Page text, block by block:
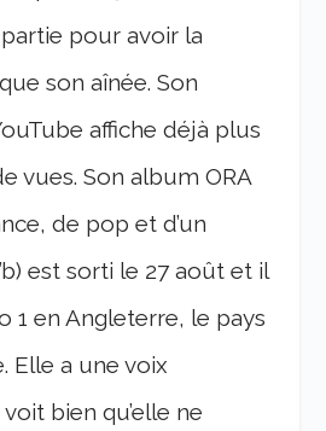
pour avoir la
son aînée. Son
affiche déjà plus
vues. Son album ORA
de pop et d’un
est sorti le 27 août et il
1 en Angleterre, le pays
Elle a une voix
bien qu’elle ne